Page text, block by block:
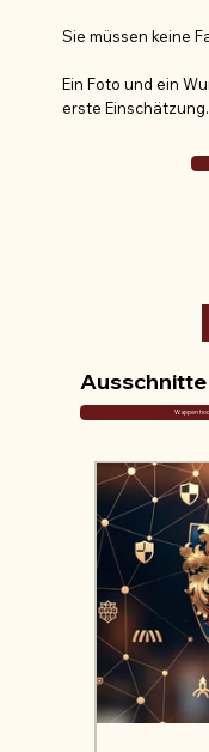
Sie müssen keine
Ein Foto und ein
erste Einschätzung.
Wappen